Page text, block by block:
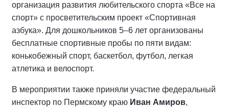
организация развития любительского спорта «Все на
спорт» с просветительским проект «Спортивная
азбука». Для дошкольников 5–6 лет организованы
бесплатные спортивные пробы по пяти видам:
конькобежный спорт, баскетбол, футбол, легкая
атлетика и велоспорт.
В мероприятии также приняли участие федеральный
инспектор по Пермскому краю Иван Амиров,